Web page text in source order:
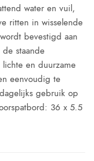
water en vuil,
ritten in wisselende
bevestigd aan
staande
en duurzame
eenvoudig te
gebruik op
36 x 5.5